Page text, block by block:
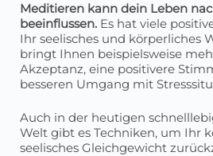
Meditieren kann dein Leben
beeinflussen. Es hat viele
Ihr seelisches und körperliches
bringt Ihnen beispielsweise
Akzeptanz, eine positivere
besseren Umgang mit
Auch in der heutigen
Welt gibt es Techniken, um Ihr
seelisches Gleichgewicht